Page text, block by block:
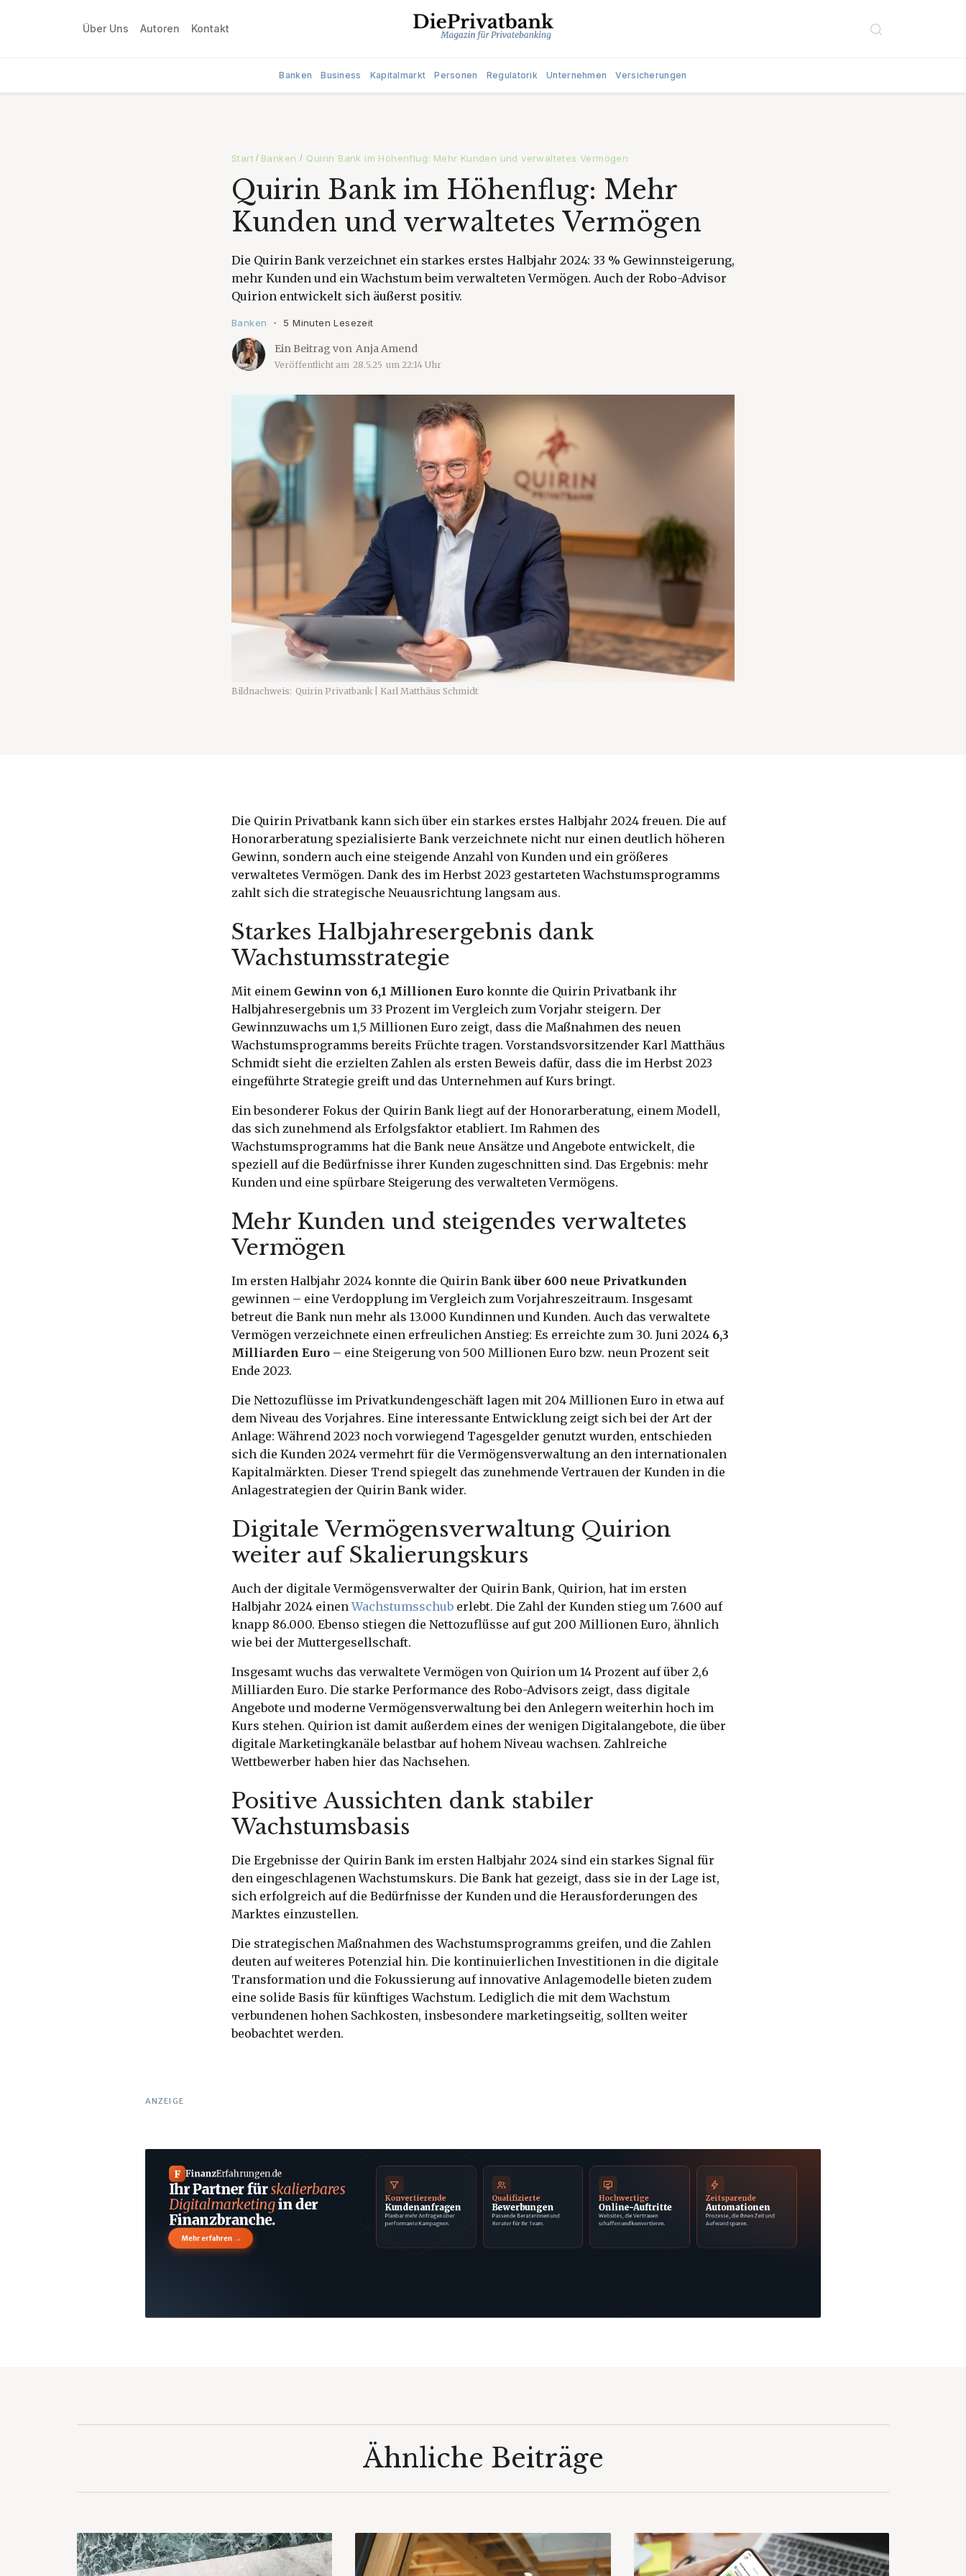
Über Uns Autoren Kontakt
Banken Business Kapitalmarkt Personen Regulatorik Unternehmen Versicherungen
Start / Banken / Quirin Bank im Höhenflug: Mehr Kunden und verwaltetes Vermögen
Quirin Bank im Höhenflug: Mehr
Kunden und verwaltetes Vermögen
Die Quirin Bank verzeichnet ein starkes erstes Halbjahr 2024: 33 % Gewinnsteigerung,
mehr Kunden und ein Wachstum beim verwalteten Vermögen. Auch der Robo-Advisor
Quirion entwickelt sich äußerst positiv.
Banken • 5 Minuten Lesezeit
Ein Beitrag von Anja Amend
Veröffentlicht am 28.5.25 um 22:14 Uhr
Bildnachweis: Quirin Privatbank | Karl Matthäus Schmidt
Die Quirin Privatbank kann sich über ein starkes erstes Halbjahr 2024 freuen. Die auf
Honorarberatung spezialisierte Bank verzeichnete nicht nur einen deutlich höheren
Gewinn, sondern auch eine steigende Anzahl von Kunden und ein größeres
verwaltetes Vermögen. Dank des im Herbst 2023 gestarteten Wachstumsprogramms
zahlt sich die strategische Neuausrichtung langsam aus.
Starkes Halbjahresergebnis dank
Wachstumsstrategie
Mit einem Gewinn von 6,1 Millionen Euro konnte die Quirin Privatbank ihr
Halbjahresergebnis um 33 Prozent im Vergleich zum Vorjahr steigern. Der
Gewinnzuwachs um 1,5 Millionen Euro zeigt, dass die Maßnahmen des neuen
Wachstumsprogramms bereits Früchte tragen. Vorstandsvorsitzender Karl Matthäus
Schmidt sieht die erzielten Zahlen als ersten Beweis dafür, dass die im Herbst 2023
eingeführte Strategie greift und das Unternehmen auf Kurs bringt.
Ein besonderer Fokus der Quirin Bank liegt auf der Honorarberatung, einem Modell,
das sich zunehmend als Erfolgsfaktor etabliert. Im Rahmen des
Wachstumsprogramms hat die Bank neue Ansätze und Angebote entwickelt, die
speziell auf die Bedürfnisse ihrer Kunden zugeschnitten sind. Das Ergebnis: mehr
Kunden und eine spürbare Steigerung des verwalteten Vermögens.
Mehr Kunden und steigendes verwaltetes
Vermögen
Im ersten Halbjahr 2024 konnte die Quirin Bank über 600 neue Privatkunden
gewinnen – eine Verdopplung im Vergleich zum Vorjahreszeitraum. Insgesamt
betreut die Bank nun mehr als 13.000 Kundinnen und Kunden. Auch das verwaltete
Vermögen verzeichnete einen erfreulichen Anstieg: Es erreichte zum 30. Juni 2024 6,3
Milliarden Euro – eine Steigerung von 500 Millionen Euro bzw. neun Prozent seit
Ende 2023.
Die Nettozuflüsse im Privatkundengeschäft lagen mit 204 Millionen Euro in etwa auf
dem Niveau des Vorjahres. Eine interessante Entwicklung zeigt sich bei der Art der
Anlage: Während 2023 noch vorwiegend Tagesgelder genutzt wurden, entschieden
sich die Kunden 2024 vermehrt für die Vermögensverwaltung an den internationalen
Kapitalmärkten. Dieser Trend spiegelt das zunehmende Vertrauen der Kunden in die
Anlagestrategien der Quirin Bank wider.
Digitale Vermögensverwaltung Quirion
weiter auf Skalierungskurs
Auch der digitale Vermögensverwalter der Quirin Bank, Quirion, hat im ersten
Halbjahr 2024 einenWachstumsschub erlebt. Die Zahl der Kunden stieg um 7.600 auf
knapp 86.000. Ebenso stiegen die Nettozuflüsse auf gut 200 Millionen Euro, ähnlich
wie bei der Muttergesellschaft.
Insgesamt wuchs das verwaltete Vermögen von Quirion um 14 Prozent auf über 2,6
Milliarden Euro. Die starke Performance des Robo-Advisors zeigt, dass digitale
Angebote und moderne Vermögensverwaltung bei den Anlegern weiterhin hoch im
Kurs stehen. Quirion ist damit außerdem eines der wenigen Digitalangebote, die über
digitale Marketingkanäle belastbar auf hohem Niveau wachsen. Zahlreiche
Wettbewerber haben hier das Nachsehen.
Positive Aussichten dank stabiler
Wachstumsbasis
Die Ergebnisse der Quirin Bank im ersten Halbjahr 2024 sind ein starkes Signal für
den eingeschlagenen Wachstumskurs. Die Bank hat gezeigt, dass sie in der Lage ist,
sich erfolgreich auf die Bedürfnisse der Kunden und die Herausforderungen des
Marktes einzustellen.
Die strategischen Maßnahmen des Wachstumsprogramms greifen, und die Zahlen
deuten auf weiteres Potenzial hin. Die kontinuierlichen Investitionen in die digitale
Transformation und die Fokussierung auf innovative Anlagemodelle bieten zudem
eine solide Basis für künftiges Wachstum. Lediglich die mit dem Wachstum
verbundenen hohen Sachkosten, insbesondere marketingseitig, sollten weiter
beobachtet werden.
ANZEIGE
F FinanzErfahrungen.de
Ihr Partner fürskalierbares
Digitalmarketingin der
Finanzbranche.
Mehr erfahren →
Konvertierende
Kundenanfragen
Planbar mehr Anfragen über
performante Kampagnen.
Qualifizierte
Bewerbungen
Passende Beraterinnen und
Berater für Ihr Team.
Hochwertige
Online-Auftritte
Websites, die Vertrauen
schaffen und konvertieren.
Zeitsparende
Automationen
Prozesse, die Ihnen Zeit und
Aufwand sparen.
Ähnliche Beiträge